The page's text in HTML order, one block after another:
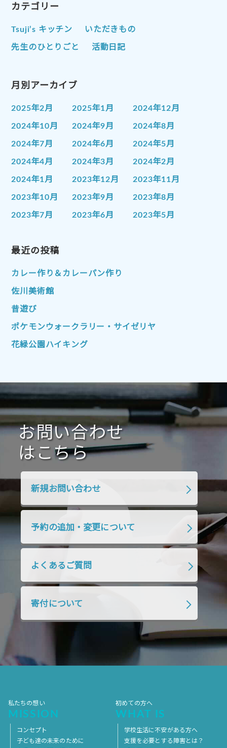
カテゴリー
Tsuji’s キッチン いただきもの
先生のひとりごと 活動日記
月別アーカイブ
2025年2月 2025年1月 2024年12月
2024年10月 2024年9月 2024年8月
2024年7月 2024年6月 2024年5月
2024年4月 2024年3月 2024年2月
2024年1月 2023年12月 2023年11月
2023年10月 2023年9月 2023年8月
2023年7月 2023年6月 2023年5月
2023年1月
2022年10月 2022年9月
2022年7月
2022年4月
2022年1月 2021年12月 2021年11月
2021年10月 2021年9月
2021年1月 2020年12月 2020年11月
2020年10月 2020年9月 2020年8月
2020年7月 2020年6月 2020年5月
2020年4月 2020年3月 2020年2月
2019年10月 2019年9月
2019年4月
2018年7月 2018年6月
2018年4月 2018年3月 2018年2月
2018年1月 2017年12月
2017年10月 2017年9月 2017年8月
2017年5月
2017年4月
最近の投稿
カレー作り＆カレーパン作り
佐川美術館
昔遊び
ポケモンウォークラリー・サイゼリヤ
花緑公園ハイキング
お問い合わせ
はこちら
新規お問い合わせ
予約の追加・変更について
よくあるご質問
寄付について
私たちの想い
MISSION
コンセプト
子ども達の未来のために
初めての方へ
WHAT IS
学校生活に不安がある方へ
支援を必要とする障害とは？